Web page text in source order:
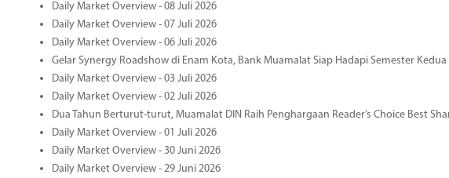
Daily Market Overview - 08 Juli 2026
Daily Market Overview - 07 Juli 2026
Daily Market Overview - 06 Juli 2026
Gelar Synergy Roadshow di Enam Kota, Bank Muamalat Siap Hadapi Semester Kedua
Daily Market Overview - 03 Juli 2026
Daily Market Overview - 02 Juli 2026
Dua Tahun Berturut-turut, Muamalat DIN Raih Penghargaan Reader’s Choice Best
Daily Market Overview - 01 Juli 2026
Daily Market Overview - 30 Juni 2026
Daily Market Overview - 29 Juni 2026